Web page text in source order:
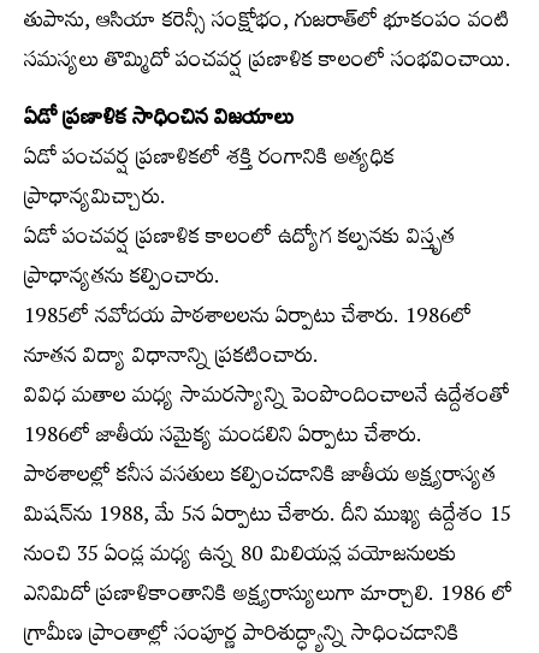
తుపాను, ఆసియా కరెన్సీ సంక్షోభం, గుజరాత్‌లో భూకంపం వంటి
సమస్యలు తొమ్మిదో పంచవర్ష ప్రణాళిక కాలంలో సంభవించాయి.
ఏడో ప్రణాళిక సాధించిన విజయాలు
ఏడో పంచవర్ష ప్రణాళికలో శక్తి రంగానికి అత్యధిక
ప్రాధాన్యమిచ్చారు.
ఏడో పంచవర్ష ప్రణాళిక కాలంలో ఉద్యోగ కల్పనకు విస్తృత
ప్రాధాన్యతను కల్పించారు.
1985లో నవోదయ పాఠశాలలను ఏర్పాటు చేశారు. 1986లో
నూతన విద్యా విధానాన్ని ప్రకటించారు.
వివిధ మతాల మధ్య సామరస్యాన్ని పెంపొందించాలనే ఉద్దేశంతో
1986లో జాతీయ సమైక్య మండలిని ఏర్పాటు చేశారు.
పాఠశాలల్లో కనీస వసతులు కల్పించడానికి జాతీయ అక్ష్యరాస్యత
మిషన్‌ను 1988, మే 5న ఏర్పాటు చేశారు. దీని ముఖ్య ఉద్దేశం 15
నుంచి 35 ఏండ్ల మధ్య ఉన్న 80 మిలియన్ల వయోజనులకు
ఎనిమిదో ప్రణాళికాంతానికి అక్ష్యరాస్యులుగా మార్చాలి. 1986 లో
గ్రామీణ ప్రాంతాల్లో సంపూర్ణ పారిశుద్ధ్యాన్ని సాధించడానికి